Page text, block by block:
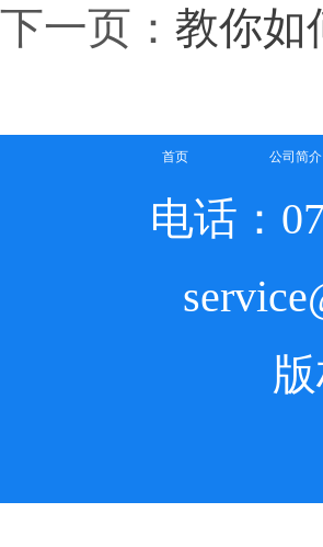
下一页： 教你如
首页 公司简介
电话：